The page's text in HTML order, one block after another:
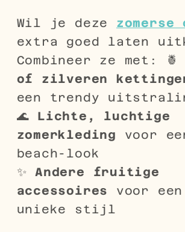
Wil je deze
extra goed laten
Combineer ze met:
of zilveren
een trendy
🌊 Lichte, luchtige
zomerkleding voor
beach-look
✨Andere fruitige
accessoires voor
unieke stijl